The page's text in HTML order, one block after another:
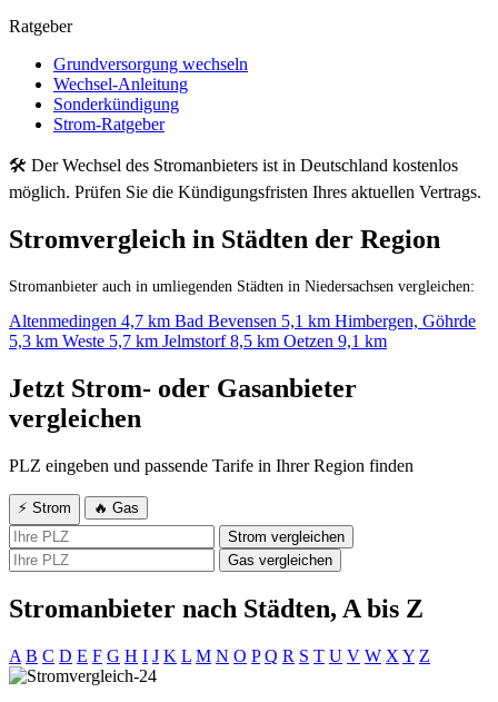
Ratgeber
Grundversorgung wechseln
Wechsel-Anleitung
Sonderkündigung
Strom-Ratgeber
🛠 Der Wechsel des Stromanbieters ist in Deutschland kostenlos
möglich. Prüfen Sie die Kündigungsfristen Ihres aktuellen Vertrags.
Stromvergleich in Städten der Region
Stromanbieter auch in umliegenden Städten in Niedersachsen vergleichen:
Altenmedingen 4,7 km Bad Bevensen 5,1 km Himbergen, Göhrde
5,3 km Weste 5,7 km Jelmstorf8,5 km Oetzen 9,1 km
Jetzt Strom- oder Gasanbieter
vergleichen
PLZ eingeben und passende Tarife in Ihrer Region finden
⚡ Strom
🔥 Gas
Strom vergleichen
Gas vergleichen
Stromanbieter nach Städten, A bis Z
A B C D E F G H I J K L M N O P Q R S T U V W X Y Z